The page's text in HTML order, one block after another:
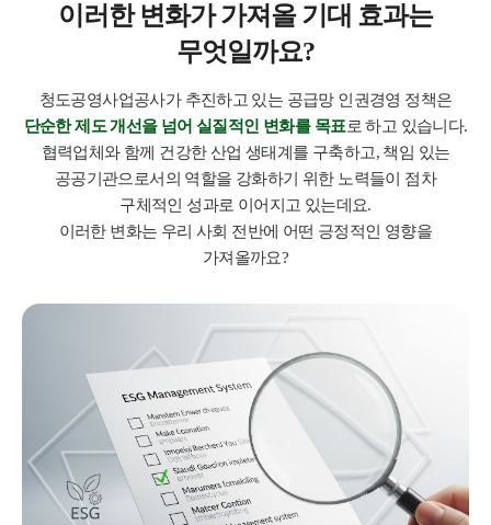
이러한 변화가 가져올 기대 효과는
무엇일까요?
청도공영사업공사가 추진하고 있는 공급망 인권경영 정책은
단순한 제도 개선을 넘어 실질적인 변화를 목표로 하고 있습니다.
협력업체와 함께 건강한 산업 생태계를 구축하고, 책임 있는
공공기관으로서의 역할을 강화하기 위한 노력들이 점차
구체적인 성과로 이어지고 있는데요.
이러한 변화는 우리 사회 전반에 어떤 긍정적인 영향을
가져올까요?